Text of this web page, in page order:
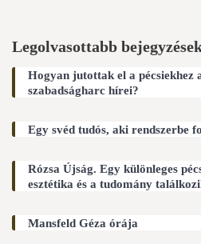
Legolvasottabb
Hogyan jutottak el a pécsiekhez
szabadságharc hírei?
Egy svéd tudós, aki rendszerbe
Rózsa Újság. Egy különleges
esztétika és a tudomány
Mansfeld Géza órája